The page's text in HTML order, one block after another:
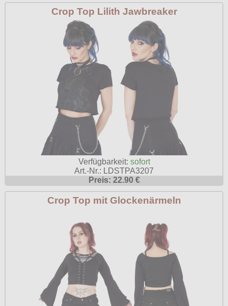
Crop Top Lilith Jawbreaker
Verfügbarkeit: sofort
Art.-Nr.: LDSTPA3207
Preis: 22.90 €
Crop Top mit Glockenärmeln